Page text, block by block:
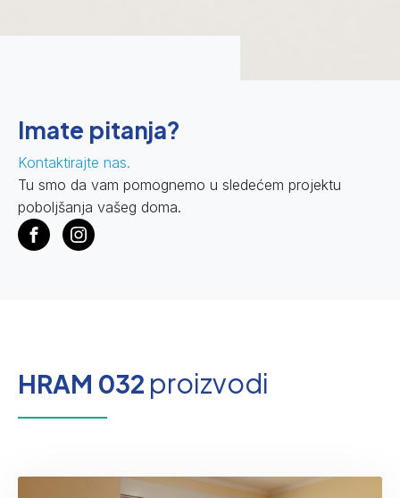
Imate pitanja?
Kontaktirajte nas.
Tu smo da vam pomognemo u sledećem projektu
poboljšanja vašeg doma.
HRAM 032 proizvodi